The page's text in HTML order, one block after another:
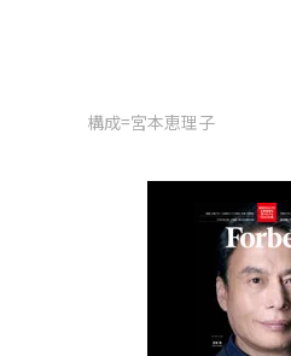
構成=宮本恵理子